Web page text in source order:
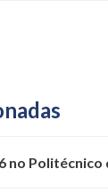
no Politécnico